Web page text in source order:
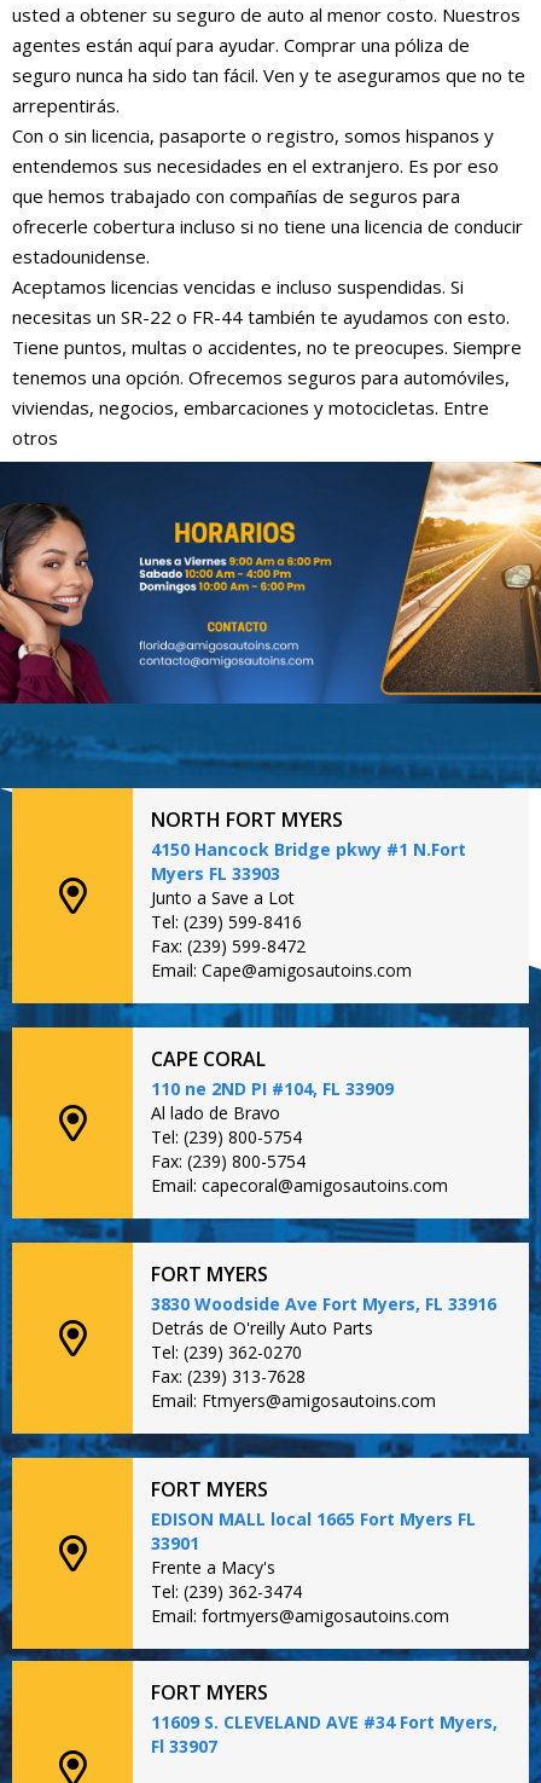
usted a obtener su seguro de auto al menor costo. Nuestros
agentes están aquí para ayudar. Comprar una póliza de
seguro nunca ha sido tan fácil. Ven y te aseguramos que no te
arrepentirás.
Con o sin licencia, pasaporte o registro, somos hispanos y
entendemos sus necesidades en el extranjero. Es por eso
que hemos trabajado con compañías de seguros para
ofrecerle cobertura incluso si no tiene una licencia de conducir
estadounidense.
Aceptamos licencias vencidas e incluso suspendidas. Si
necesitas un SR-22 o FR-44 también te ayudamos con esto.
Tiene puntos, multas o accidentes, no te preocupes. Siempre
tenemos una opción. Ofrecemos seguros para automóviles,
viviendas, negocios, embarcaciones y motocicletas. Entre
otros
NORTH FORT MYERS
4150 Hancock Bridge pkwy #1 N.Fort
Myers FL 33903
Junto a Save a Lot
Tel: (239) 599-8416
Fax: (239) 599-8472
Email: Cape@amigosautoins.com
CAPE CORAL
110 ne 2ND PI #104, FL 33909
Al lado de Bravo
Tel: (239) 800-5754
Fax: (239) 800-5754
Email: capecoral@amigosautoins.com
FORT MYERS
3830 Woodside Ave Fort Myers, FL 33916
Detrás de O'reilly Auto Parts
Tel: (239) 362-0270
Fax: (239) 313-7628
Email: Ftmyers@amigosautoins.com
FORT MYERS
EDISON MALL local 1665 Fort Myers FL
33901
Frente a Macy's
Tel: (239) 362-3474
Email: fortmyers@amigosautoins.com
FORT MYERS
11609 S. CLEVELAND AVE #34 Fort Myers,
Fl 33907